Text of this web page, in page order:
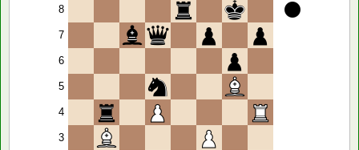
8
7
6
5
4
3